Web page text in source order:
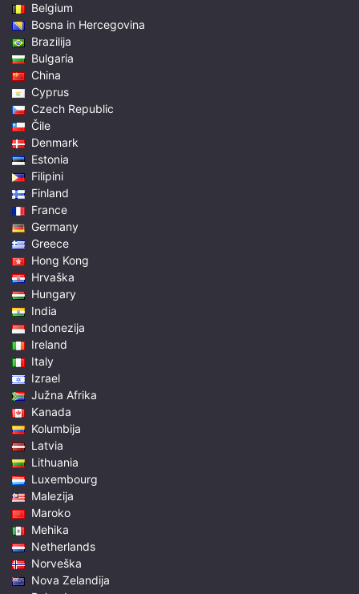
Belgium
Bosna in Hercegovina
Brazilija
Bulgaria
China
Cyprus
Czech Republic
Čile
Denmark
Estonia
Filipini
Finland
France
Germany
Greece
Hong Kong
Hrvaška
Hungary
India
Indonezija
Ireland
Italy
Izrael
Južna Afrika
Kanada
Kolumbija
Latvia
Lithuania
Luxembourg
Malezija
Maroko
Mehika
Netherlands
Norveška
Nova Zelandija